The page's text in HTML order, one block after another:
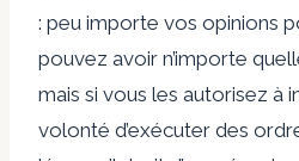
: peu importe vos opinions
pouvez avoir n’importe
mais si vous les autorisez à
volonté d’exécuter des